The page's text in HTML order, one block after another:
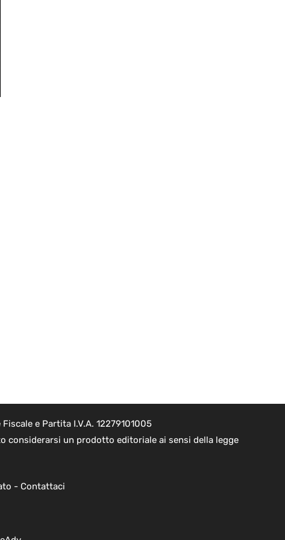
e Partita I.V.A. 12279101005
considerarsi un prodotto editoriale ai sensi della legge
- Contattaci